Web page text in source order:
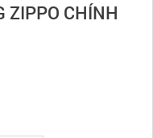
ZIPPO CHÍNH